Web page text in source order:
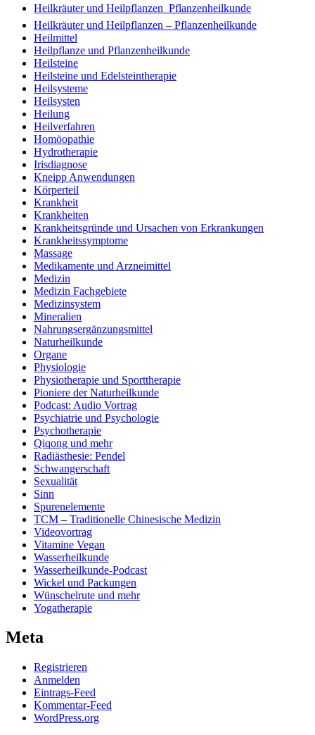
Heilkräuter und Heilpflanzen  Pflanzenheilkunde
Heilkräuter und Heilpflanzen – Pflanzenheilkunde
Heilmittel
Heilpflanze und Pflanzenheilkunde
Heilsteine
Heilsteine und Edelsteintherapie
Heilsysteme
Heilsysten
Heilung
Heilverfahren
Homöopathie
Hydrotherapie
Irisdiagnose
Kneipp Anwendungen
Körperteil
Krankheit
Krankheiten
Krankheitsgründe und Ursachen von Erkrankungen
Krankheitssymptome
Massage
Medikamente und Arzneimittel
Medizin
Medizin Fachgebiete
Medizinsystem
Mineralien
Nahrungsergänzungsmittel
Naturheilkunde
Organe
Physiologie
Physiotherapie und Sporttherapie
Pioniere der Naturheilkunde
Podcast: Audio Vortrag
Psychiatrie und Psychologie
Psychotherapie
Qiqong und mehr
Radiästhesie: Pendel
Schwangerschaft
Sexualität
Sinn
Spurenelemente
TCM – Traditionelle Chinesische Medizin
Videovortrag
Vitamine Vegan
Wasserheilkunde
Wasserheilkunde-Podcast
Wickel und Packungen
Wünschelrute und mehr
Yogatherapie
Meta
Registrieren
Anmelden
Eintrags-Feed
Kommentar-Feed
WordPress.org